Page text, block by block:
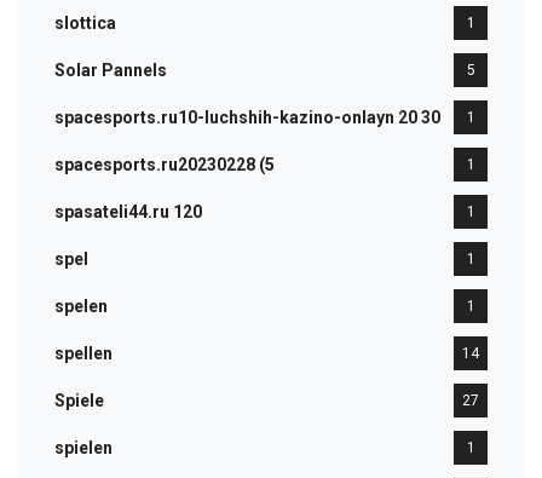
slottica 1
Solar Pannels 5
spacesports.ru10-luchshih-kazino-onlayn 20 30 1
spacesports.ru20230228 (5 1
spasateli44.ru 120 1
spel 1
spelen 1
spellen 14
Spiele 27
spielen 1